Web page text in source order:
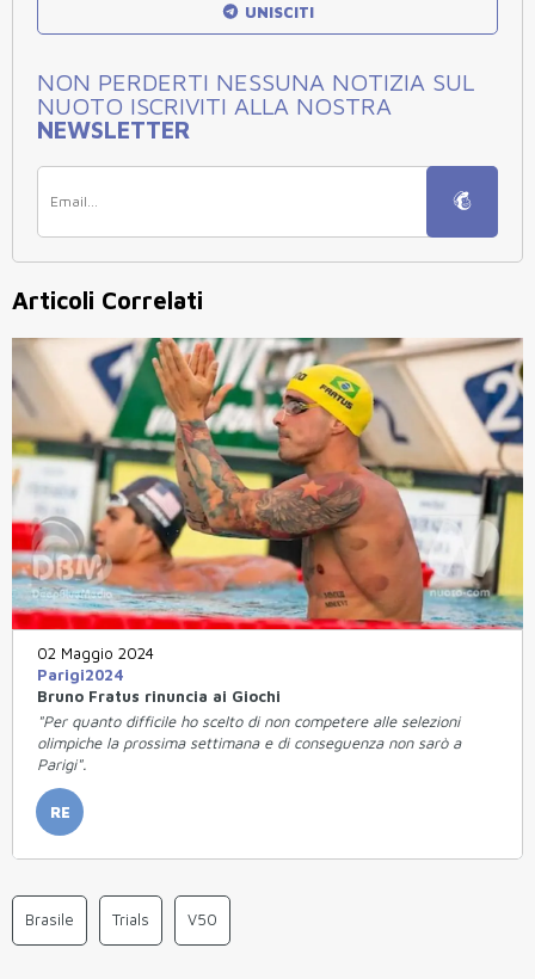
UNISCITI
NON PERDERTI NESSUNA NOTIZIA SUL
NUOTO ISCRIVITI ALLA NOSTRA
NEWSLETTER
Articoli Correlati
02 Maggio 2024
Parigi2024
Bruno Fratus rinuncia ai Giochi
"Per quanto difficile ho scelto di non competere alle selezioni
olimpiche la prossima settimana e di conseguenza non sarò a
Parigi".
RE
Brasile Trials V50